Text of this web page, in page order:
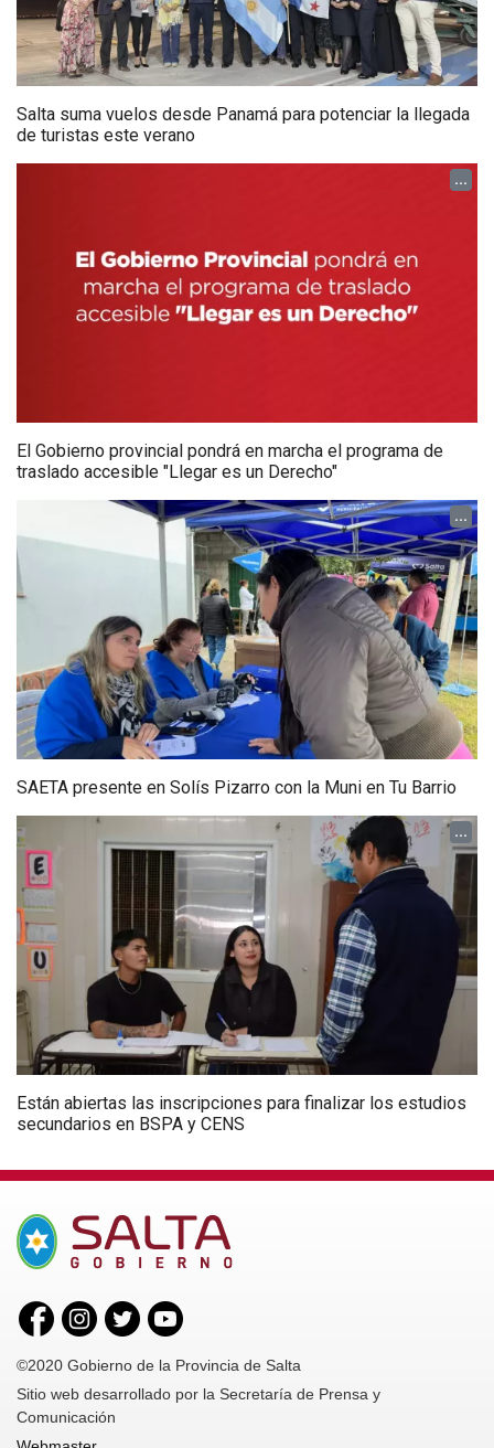
Salta suma vuelos desde Panamá para potenciar la llegada
de turistas este verano
...
El Gobierno provincial pondrá en marcha el programa de
traslado accesible "Llegar es un Derecho"
...
SAETA presente en Solís Pizarro con la Muni en Tu Barrio
...
Están abiertas las inscripciones para finalizar los estudios
secundarios en BSPA y CENS
©2020 Gobierno de la Provincia de Salta
Sitio web desarrollado por la Secretaría de Prensa y
Comunicación